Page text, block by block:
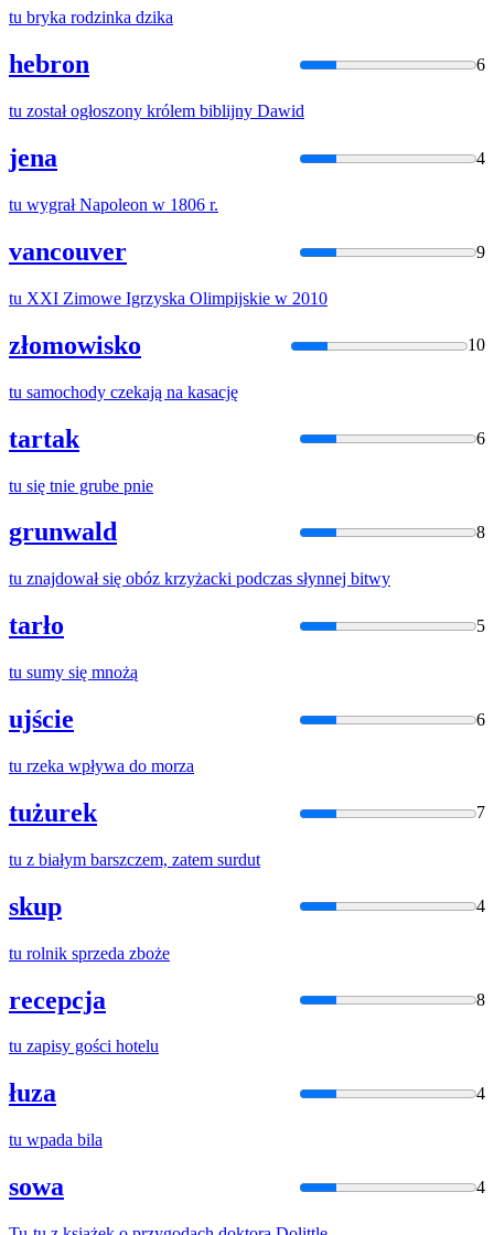
tu bryka rodzinka dzika
hebron 6
tu został ogłoszony królem biblijny Dawid
jena 4
tu wygrał Napoleon w 1806 r.
vancouver 9
tu XXI Zimowe Igrzyska Olimpijskie w 2010
złomowisko 10
tu samochody czekają na kasację
tartak 6
tu się tnie grube pnie
grunwald 8
tu znajdował się obóz krzyżacki podczas słynnej bitwy
tarło 5
tu sumy się mnożą
ujście 6
tu rzeka wpływa do morza
tużurek 7
tu z białym barszczem, zatem surdut
skup 4
tu rolnik sprzeda zboże
recepcja 8
tu zapisy gości hotelu
łuza 4
tu wpada bila
sowa 4